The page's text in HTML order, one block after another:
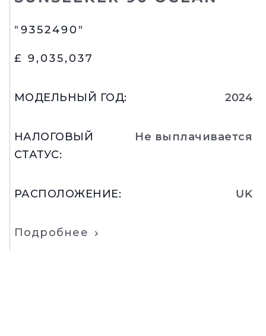
"9352490"
£ 9,035,037
МОДЕЛЬНЫЙ ГОД: 2024
НАЛОГОВЫЙ
СТАТУС:
Не выплачивается
РАСПОЛОЖЕНИЕ: UK
Подробнее